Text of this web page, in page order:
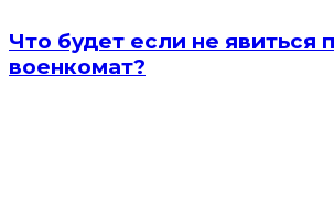
Что будет если не явиться
военкомат?